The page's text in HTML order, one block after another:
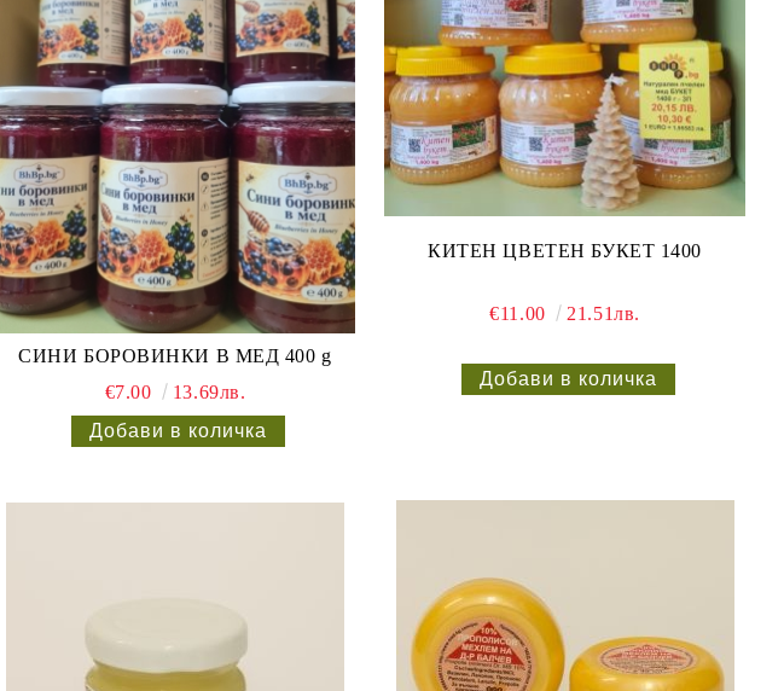
СИНИ БОРОВИНКИ В МЕД 400 g
€7.00
13.69лв.
КИТЕН ЦВЕТЕН БУКЕТ 1400
€11.00 21.51лв.